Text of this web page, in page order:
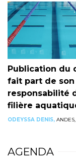
Publication du
fait part de
responsabilité
filière
ODEYSSA DENIS,
AGENDA